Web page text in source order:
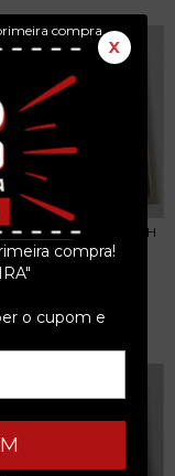
compra.
X
compra!
o cupom e
- IN THE FLESH
- 2 CDS 2000
R$69,99
R$23,33 sem juros